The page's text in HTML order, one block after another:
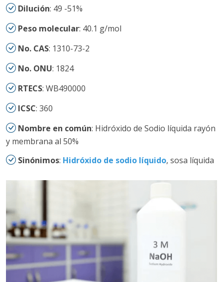
Dilución: 49 -51%
Peso molecular: 40.1 g/mol
No. CAS: 1310-73-2
No. ONU: 1824
RTECS: WB490000
ICSC: 360
Nombre en común: Hidróxido de Sodio líquida rayón
y membrana al 50%
Sinónimos: Hidróxido de sodio líquido, sosa líquida